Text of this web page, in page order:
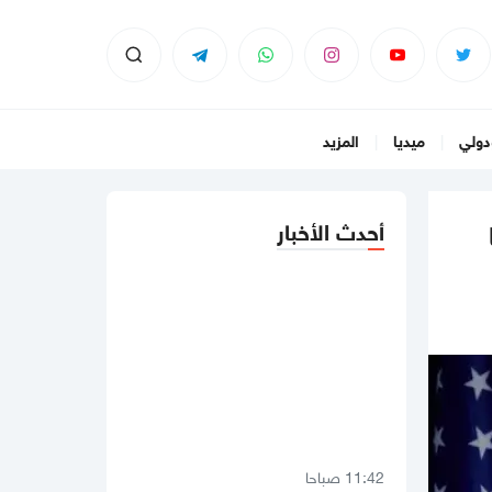
ميديا المزيد
أحدث الأخبار
توقيف بحق رجل الأعمال طارق النتشة